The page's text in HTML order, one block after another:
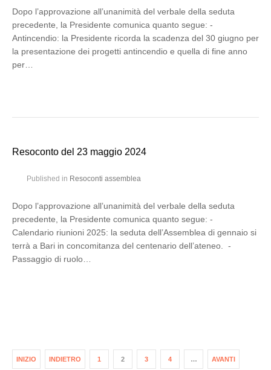
Dopo l’approvazione all’unanimità del verbale della seduta
precedente, la Presidente comunica quanto segue: -
Antincendio: la Presidente ricorda la scadenza del 30 giugno per
la presentazione dei progetti antincendio e quella di fine anno
per…
Resoconto del 23 maggio 2024
Published in Resoconti assemblea
Dopo l’approvazione all’unanimità del verbale della seduta
precedente, la Presidente comunica quanto segue: -
Calendario riunioni 2025: la seduta dell’Assemblea di gennaio si
terrà a Bari in concomitanza del centenario dell’ateneo. -
Passaggio di ruolo…
INIZIO INDIETRO 1 2 3 4 … AVANTI